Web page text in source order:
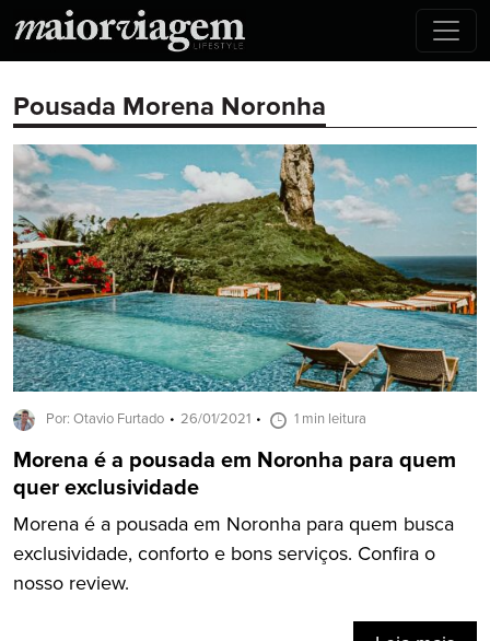
Pousada Morena Noronha
Por: Otavio Furtado 26/01/2021 1 min leitura
Morena é a pousada em Noronha para quem
quer exclusividade
Morena é a pousada em Noronha para quem busca
exclusividade, conforto e bons serviços. Confira o
nosso review.